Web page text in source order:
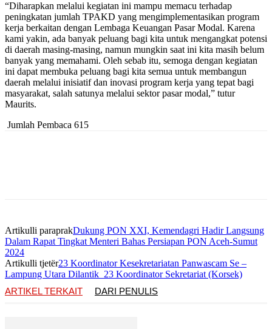
“Diharapkan melalui kegiatan ini mampu memacu terhadap
peningkatan jumlah TPAKD yang mengimplementasikan program
kerja berkaitan dengan Lembaga Keuangan Pasar Modal. Karena
kami yakin, ada banyak peluang bagi kita untuk mengangkat potensi
di daerah masing-masing, namun mungkin saat ini kita masih belum
banyak yang memahami. Oleh sebab itu, semoga dengan kegiatan
ini dapat membuka peluang bagi kita semua untuk membangun
daerah melalui inisiatif dan inovasi program kerja yang tepat bagi
masyarakat, salah satunya melalui sektor pasar modal,” tutur
Maurits.
Jumlah Pembaca 615
Artikulli paraprakDukung PON XXI, Kemendagri Hadir Langsung
Dalam Rapat Tingkat Menteri Bahas Persiapan PON Aceh-Sumut
2024
Artikulli tjetër23 Koordinator Kesekretariatan Panwascam Se –
Lampung Utara Dilantik 23 Koordinator Sekretariat (Korsek)
ARTIKEL TERKAIT
DARI PENULIS